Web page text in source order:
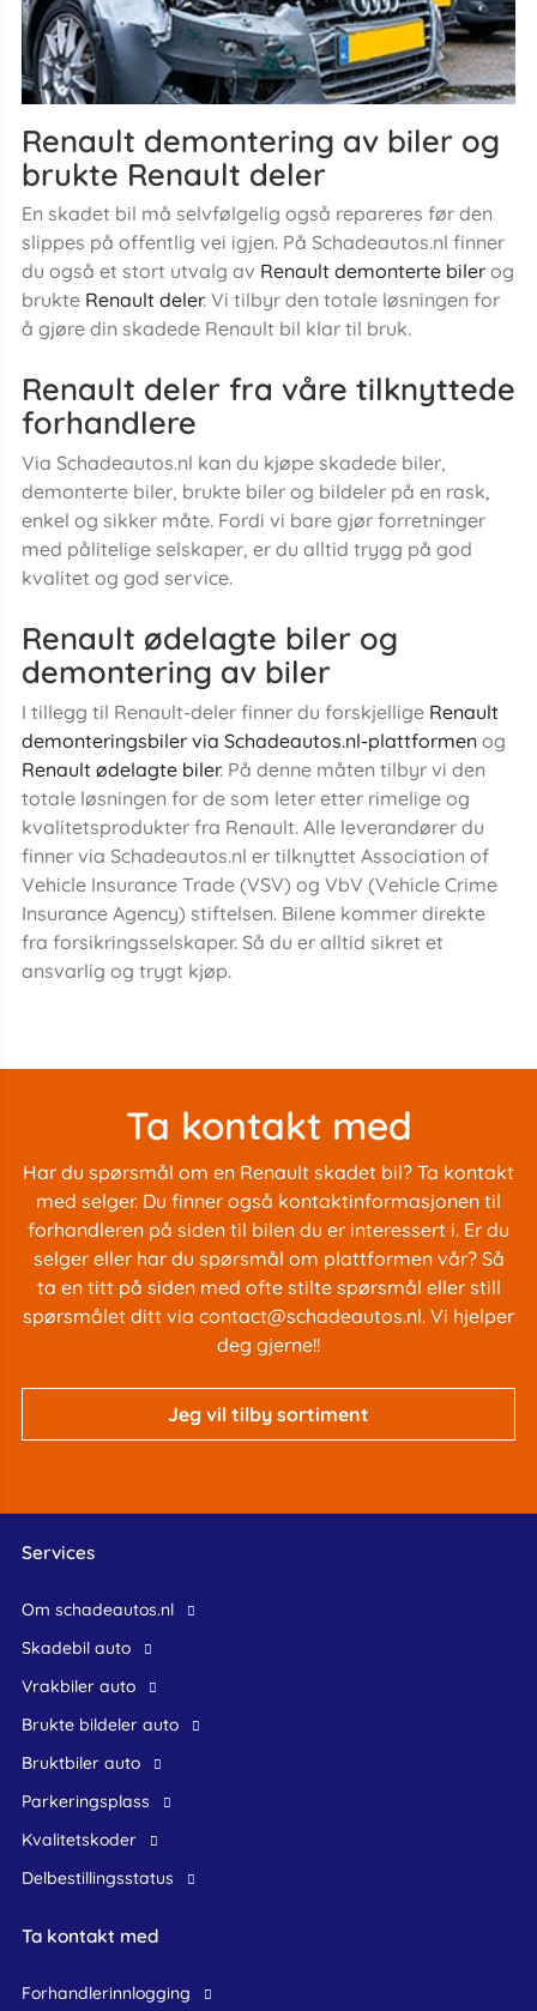
Renault demontering av biler og
brukte Renault deler
En skadet bil må selvfølgelig også repareres før den
slippes på offentlig vei igjen. På Schadeautos.nl finner
du også et stort utvalg av Renault demonterte bilerog
brukte Renault deler. Vi tilbyr den totale løsningen for
å gjøre din skadede Renault bil klar til bruk.
Renault deler fra våre tilknyttede
forhandlere
Via Schadeautos.nl kan du kjøpe skadede biler,
demonterte biler, brukte biler og bildeler på en rask,
enkel og sikker måte. Fordi vi bare gjør forretninger
med pålitelige selskaper, er du alltid trygg på god
kvalitet og god service.
Renault ødelagte biler og
demontering av biler
I tillegg til Renault-deler finner du forskjellige Renault
demonteringsbiler via Schadeautos.nl-plattformenog
Renault ødelagte biler. På denne måten tilbyr vi den
totale løsningen for de som leter etter rimelige og
kvalitetsprodukter fra Renault. Alle leverandører du
finner via Schadeautos.nl er tilknyttet Association of
Vehicle Insurance Trade (VSV) og VbV (Vehicle Crime
Insurance Agency) stiftelsen. Bilene kommer direkte
fra forsikringsselskaper. Så du er alltid sikret et
ansvarlig og trygt kjøp.
Ta kontakt med
Har du spørsmål om en Renault skadet bil? Ta kontakt
med selger. Du finner også kontaktinformasjonen til
forhandleren på siden til bilen du er interessert i. Er du
selger eller har du spørsmål om plattformen vår? Så
ta en titt på siden med ofte stilte spørsmål eller still
spørsmålet ditt via contact@schadeautos.nl. Vi hjelper
deg gjerne!!
Jeg vil tilby sortiment
Services
Om schadeautos.nl
skadebil auto
Vrakbiler auto
Brukte bildeler auto
bruktbiler auto
Parkeringsplass
Kvalitetskoder
Delbestillingsstatus
Ta kontakt med
forhandlerinnlogging